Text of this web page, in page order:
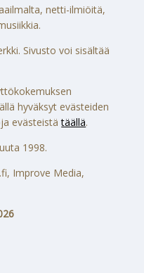
netti-ilmiöitä,
Sivusto voi sisältää
hyväksyt evästeiden
evästeistätäällä.
1998.
Improve Media,